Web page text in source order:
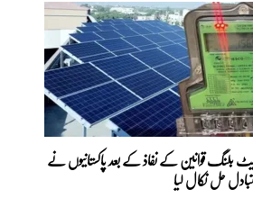
بلنگ قوانین کے نفاذ کے بعد پاکستانیوں نے
حل نکال لیا